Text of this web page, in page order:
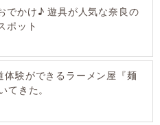
でかけ♪ 遊具が人気な奈良の
ポット
体験ができるラーメン屋『麺
てきた。